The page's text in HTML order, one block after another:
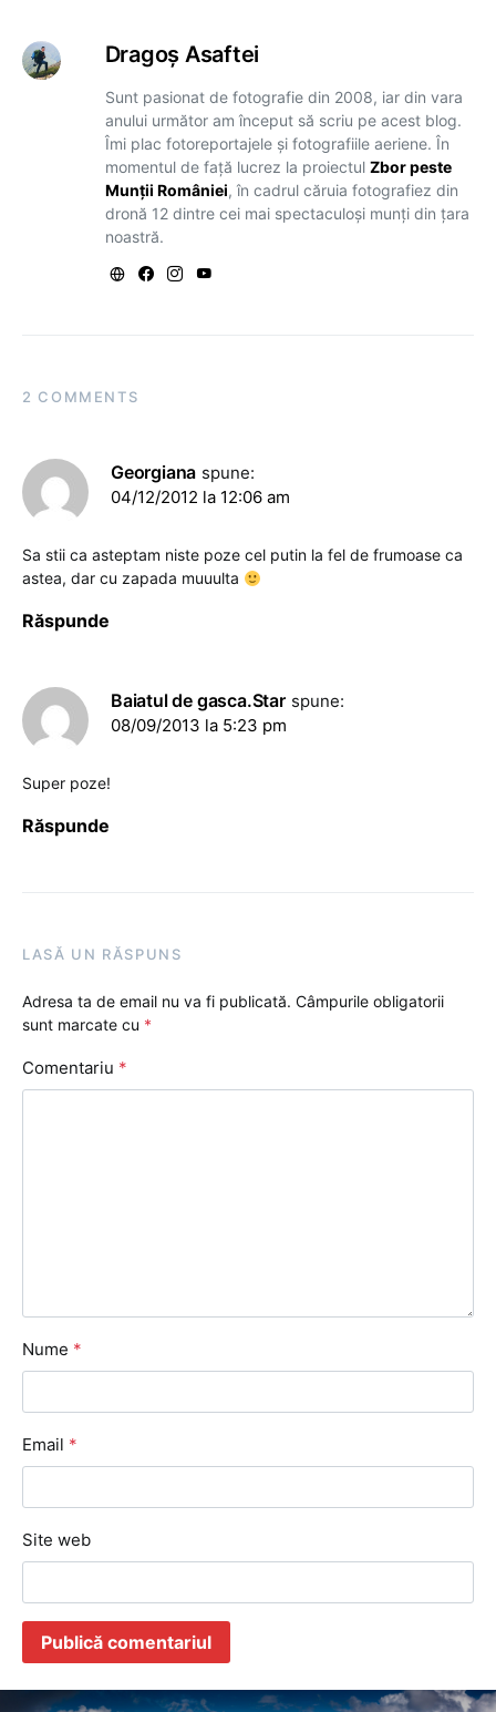
Dragoş Asaftei
Sunt pasionat de fotografie din 2008, iar din vara
anului următor am început să scriu pe acest blog.
Îmi plac fotoreportajele și fotografiile aeriene. În
momentul de față lucrez la proiectul Zbor peste
Munții României, în cadrul căruia fotografiez din
dronă 12 dintre cei mai spectaculoși munți din țara
noastră.
2 COMMENTS
Georgiana spune:
04/12/2012 la 12:06 am
Sa stii ca asteptam niste poze cel putin la fel de frumoase ca
astea, dar cu zapada muuulta
Răspunde
Baiatul de gasca.Star spune:
08/09/2013 la 5:23 pm
Super poze!
Răspunde
LASĂ UN RĂSPUNS
Adresa ta de email nu va fi publicată. Câmpurile obligatorii
sunt marcate cu *
Comentariu *
Nume *
Email *
Site web